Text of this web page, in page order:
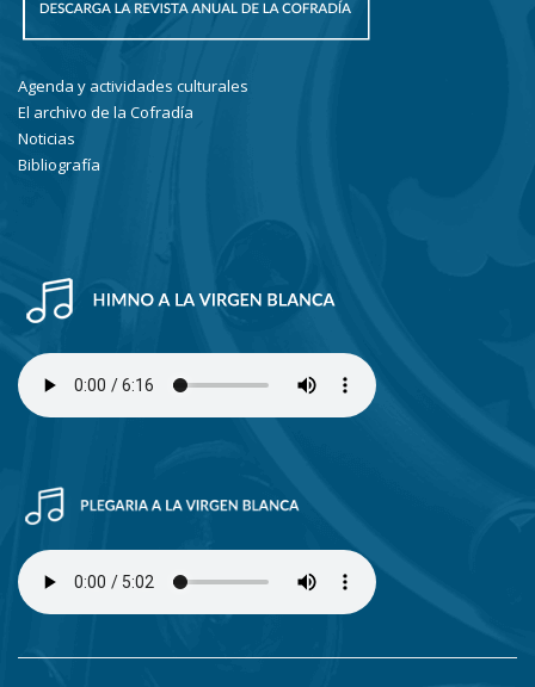
Agenda y actividades culturales
El archivo de la Cofradía
Noticias
Bibliografía